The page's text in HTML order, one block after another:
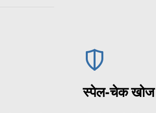
स्पेल-चेक खोज